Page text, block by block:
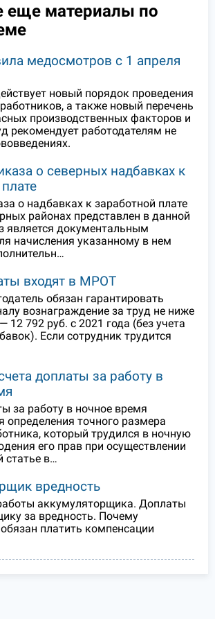
еще материалы по
медосмотров с 1 апреля
новый порядок проведения
а также новый перечень
производственных факторов и
рекомендует работодателям не
о северных надбавках к
о надбавках к заработной плате
районах представлен в данной
является документальным
начисления указанному в нем
входят в МРОТ
обязан гарантировать
вознаграждение за труд не ниже
792 руб. с 2021 года (без учета
Если сотрудник трудится
доплаты за работу в
за работу в ночное время
определения точного размера
который трудился в ночную
его прав при осуществлении
статье в…
вредность
аккумуляторщика. Доплаты
за вредность. Почему
платить компенсации